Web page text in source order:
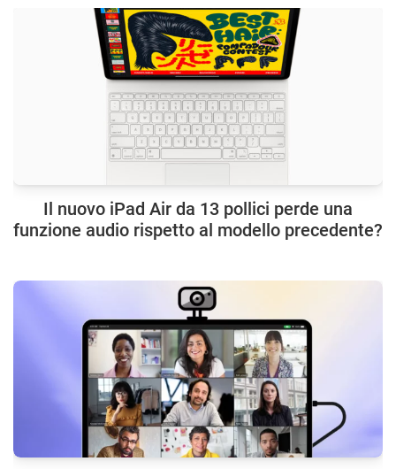
Il nuovo iPad Air da 13 pollici perde una
funzione audio rispetto al modello precedente?